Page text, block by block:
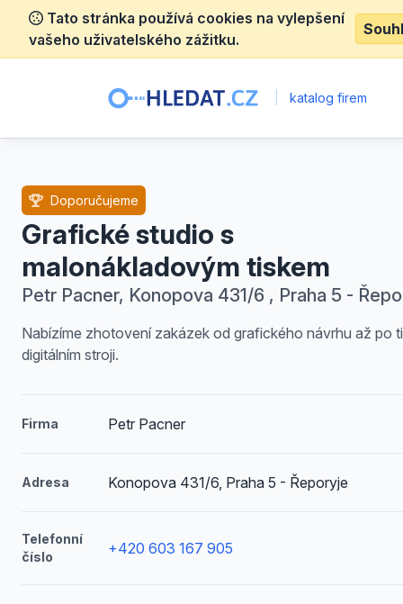
Tato stránka používá cookies na vylepšení
vašeho uživatelského zážitku.
katalog firem
Grafické studio s
malonákladovým tiskem
Petr Pacner, Konopova 431/6 , Praha 5 -
Doporučujeme
Nabízíme zhotovení zakázek od grafického návrhu až po
digitálním stroji.
Firma Petr Pacner
Adresa Konopova 431/6, Praha 5 - Řeporyje
Telefonní
číslo
+420 603 167 905